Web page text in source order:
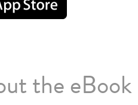
the eBook